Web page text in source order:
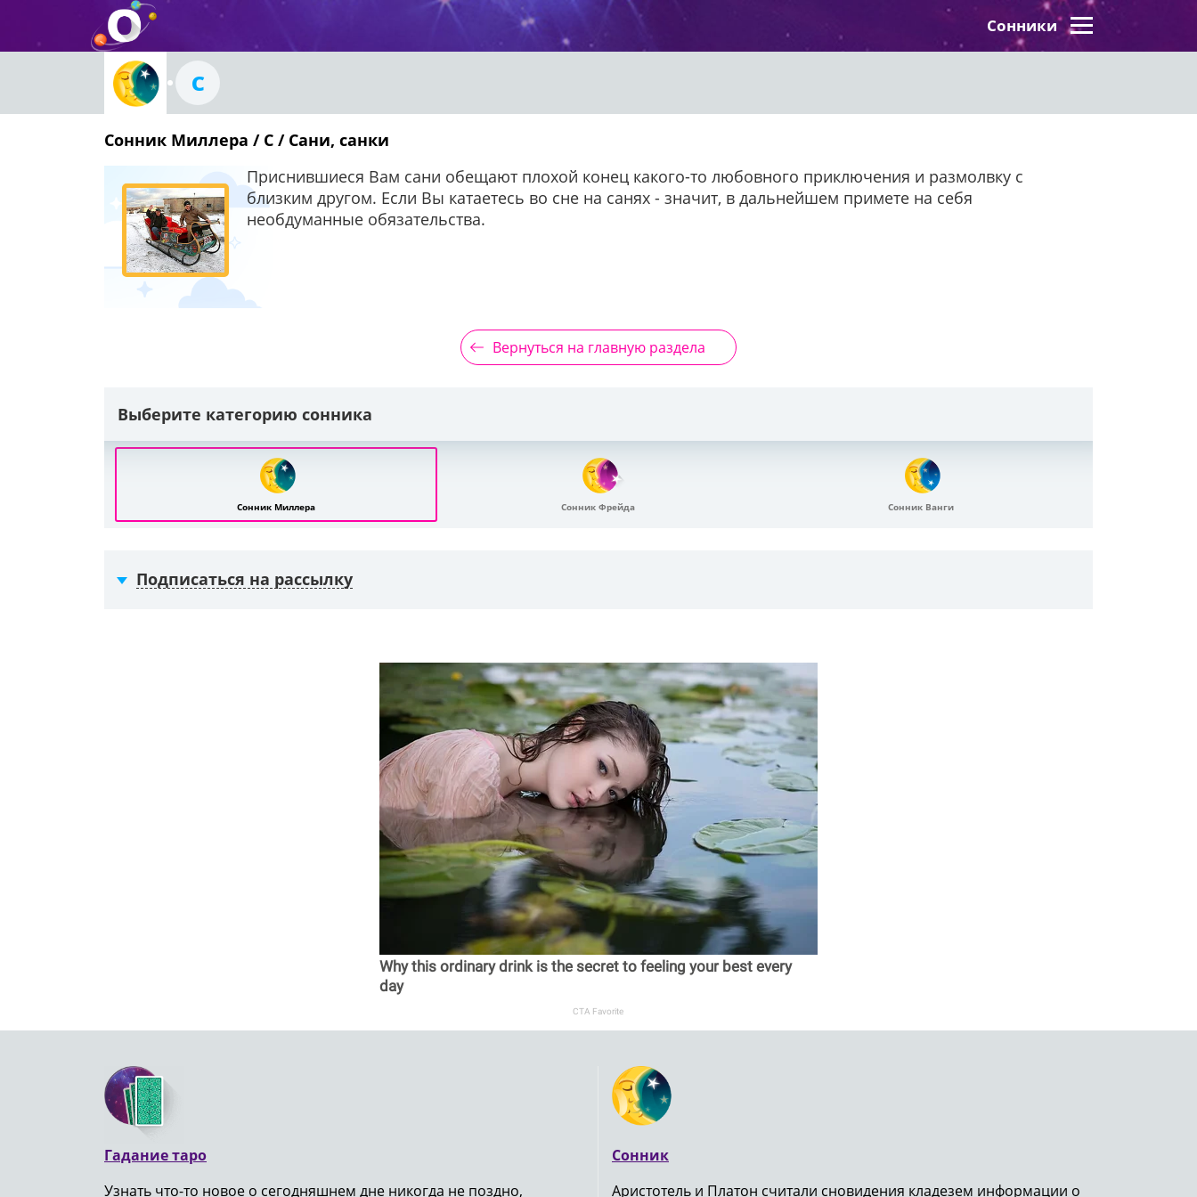
Сонники
С
Сонник Миллера / С / Сани, санки
Приснившиеся Вам сани обещают плохой конец какого-то любовного приключения и размолвку с
близким другом. Если Вы катаетесь во сне на санях - значит, в дальнейшем примете на себя
необдуманные обязательства.
Вернуться на главную раздела
Выберите категорию сонника
Сонник Миллера Сонник Фрейда Сонник Ванги
Подписаться на рассылку
Why this ordinary drink is the secret to feeling your best every
day
CTA Favorite
Гадание таро
Узнать что-то новое о сегодняшнем дне никогда не поздно,
Сонник
Аристотель и Платон считали сновидения кладезем информации о